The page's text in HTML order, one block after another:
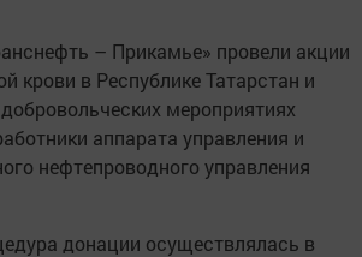
– Прикамье» провели акции
крови в Республике Татарстан и
мероприятиях
аппарата управления и
нефтепроводного управления
донации осуществлялась в